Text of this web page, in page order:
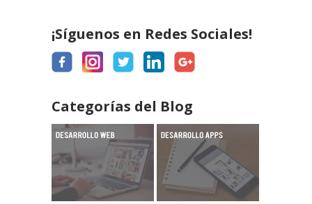
¡Síguenos en Redes Sociales!
Categorías del Blog